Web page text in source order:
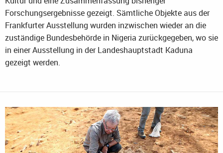
Forschungsergebnisse gezeigt. Sämtliche Objekte aus der
Frankfurter Ausstellung wurden inzwischen wieder an die
zuständige Bundesbehörde in Nigeria zurückgegeben, wo sie
in einer Ausstellung in der Landeshauptstadt Kaduna
gezeigt werden.